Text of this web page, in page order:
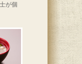
が個